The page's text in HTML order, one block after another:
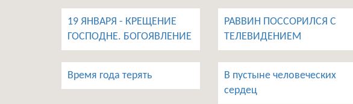
19 ЯНВАРЯ - КРЕЩЕНИЕ
ГОСПОДНЕ. БОГОЯВЛЕНИЕ
РАВВИН ПОССОРИЛСЯ С
ТЕЛЕВИДЕНИЕМ
Время года терять
В пустыне человеческих
сердец